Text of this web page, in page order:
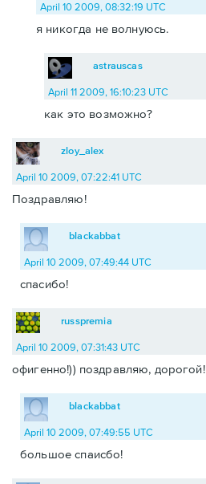
April 10 2009, 08:32:19 UTC
я никогда не волнуюсь.
astrauscas
April 11 2009, 16:10:23 UTC
как это возможно?
zloy_alex
April 10 2009, 07:22:41 UTC
Поздравляю!
blackabbat
April 10 2009, 07:49:44 UTC
спасибо!
russpremia
April 10 2009, 07:31:43 UTC
офигенно!)) поздравляю, дорогой!
blackabbat
April 10 2009, 07:49:55 UTC
большое спаисбо!